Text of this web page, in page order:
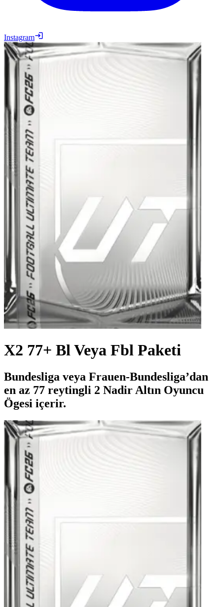
Instagram
X2 77+ Bl Veya Fbl Paketi
Bundesliga veya Frauen-Bundesliga’dan
en az 77 reytingli 2 Nadir Altın Oyuncu
Ögesi içerir.